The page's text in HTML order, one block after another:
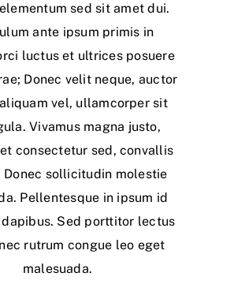
sed sit amet dui.
ante ipsum primis in
luctus et ultrices posuere
Donec velit neque, auctor
vel, ullamcorper sit
Vivamus magna justo,
consectetur sed, convallis
sollicitudin molestie
Pellentesque in ipsum id
Sed porttitor lectus
rutrum congue leo eget
malesuada.